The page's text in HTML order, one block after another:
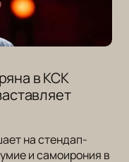
в КСК
на стендап-
и самоирония в